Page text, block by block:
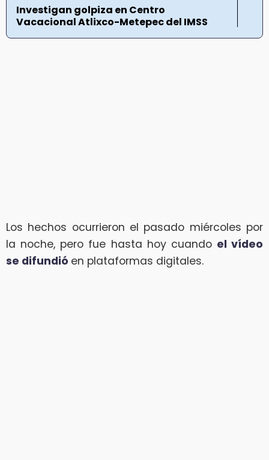
Investigan golpiza en Centro
Vacacional Atlixco-Metepec del IMSS
Los hechos ocurrieron el pasado miércoles por
la noche, pero fue hasta hoy cuando el vídeo
se difundió en plataformas digitales.